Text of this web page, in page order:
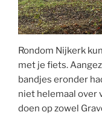
Rondom Nijkerk
met je fiets.
bandjes eronder
niet helemaal over
doen op zowel